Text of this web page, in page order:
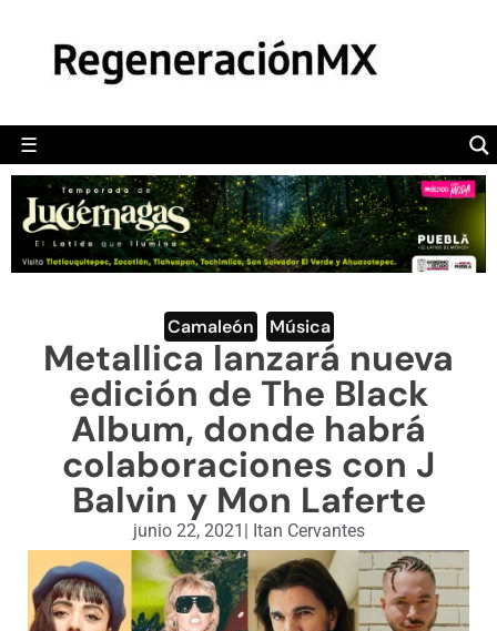
☰
POLÍTICA
CAMALEÓN
OPINIÓN
DEPORTES
ENGLISH SECTION
VIDEOS
Camaleón Música
Metallica lanzará nueva
edición de The Black
Album, donde habrá
colaboraciones con J
Balvin y Mon Laferte
junio 22, 2021 | Itan Cervantes